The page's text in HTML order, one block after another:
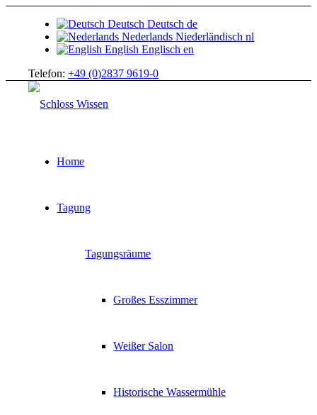
Deutsch Deutsch de
Nederlands Niederländisch nl
English Englisch en
Telefon:+49 (0)2837 9619-0
Home
Tagung
Tagungsräume
Großes Esszimmer
Weißer Salon
Historische Wassermühle